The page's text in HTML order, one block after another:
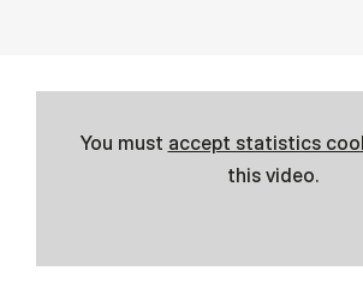
You must accept statistics
this video.